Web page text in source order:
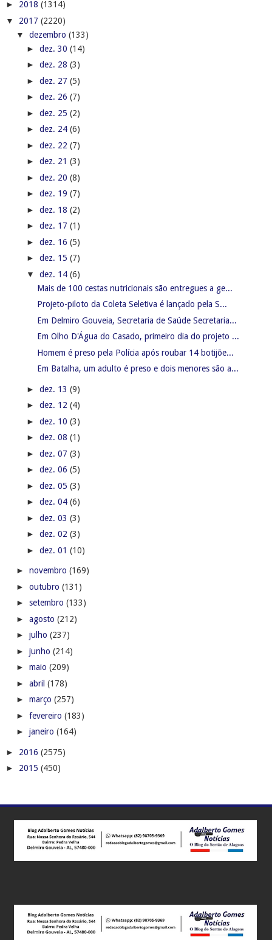
► 2018 (1314)
▼ 2017 (2220)
▼ dezembro (133)
► dez. 30 (14)
► dez. 28 (3)
► dez. 27 (5)
► dez. 26 (7)
► dez. 25 (2)
► dez. 24 (6)
► dez. 22 (7)
► dez. 21 (3)
► dez. 20 (8)
► dez. 19 (7)
► dez. 18 (2)
► dez. 17 (1)
► dez. 16 (5)
► dez. 15 (7)
▼ dez. 14 (6)
Mais de 100 cestas nutricionais são entregues a ge...
Projeto-piloto da Coleta Seletiva é lançado pela S...
Em Delmiro Gouveia, Secretaria de Saúde Secretaria...
Em Olho D'Água do Casado, primeiro dia do projeto ...
Homem é preso pela Polícia após roubar 14 botijõe...
Em Batalha, um adulto é preso e dois menores são a...
► dez. 13 (9)
► dez. 12 (4)
► dez. 10 (3)
► dez. 08 (1)
► dez. 07 (3)
► dez. 06 (5)
► dez. 05 (3)
► dez. 04 (6)
► dez. 03 (3)
► dez. 02 (3)
► dez. 01 (10)
► novembro (169)
► outubro (131)
► setembro (133)
► agosto (212)
► julho (237)
► junho (214)
► maio (209)
► abril (178)
► março (257)
► fevereiro (183)
► janeiro (164)
► 2016 (2575)
► 2015 (450)